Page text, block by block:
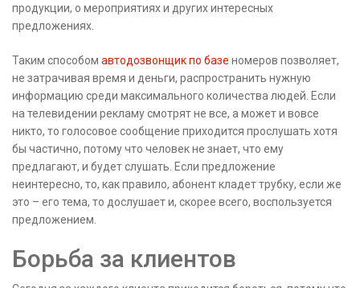
продукции, о мероприятиях и других интересных
предложениях.
Таким способом автодозвонщик по базе номеров позволяет,
не затрачивая время и деньги, распространить нужную
информацию среди максимального количества людей. Если
на телевидении рекламу смотрят не все, а может и вовсе
никто, то голосовое сообщение приходится прослушать хотя
бы частично, потому что человек не знает, что ему
предлагают, и будет слушать. Если предложение
неинтересно, то, как правило, абонент кладет трубку, если же
это – его тема, то дослушает и, скорее всего, воспользуется
предложением.
Борьба за клиентов